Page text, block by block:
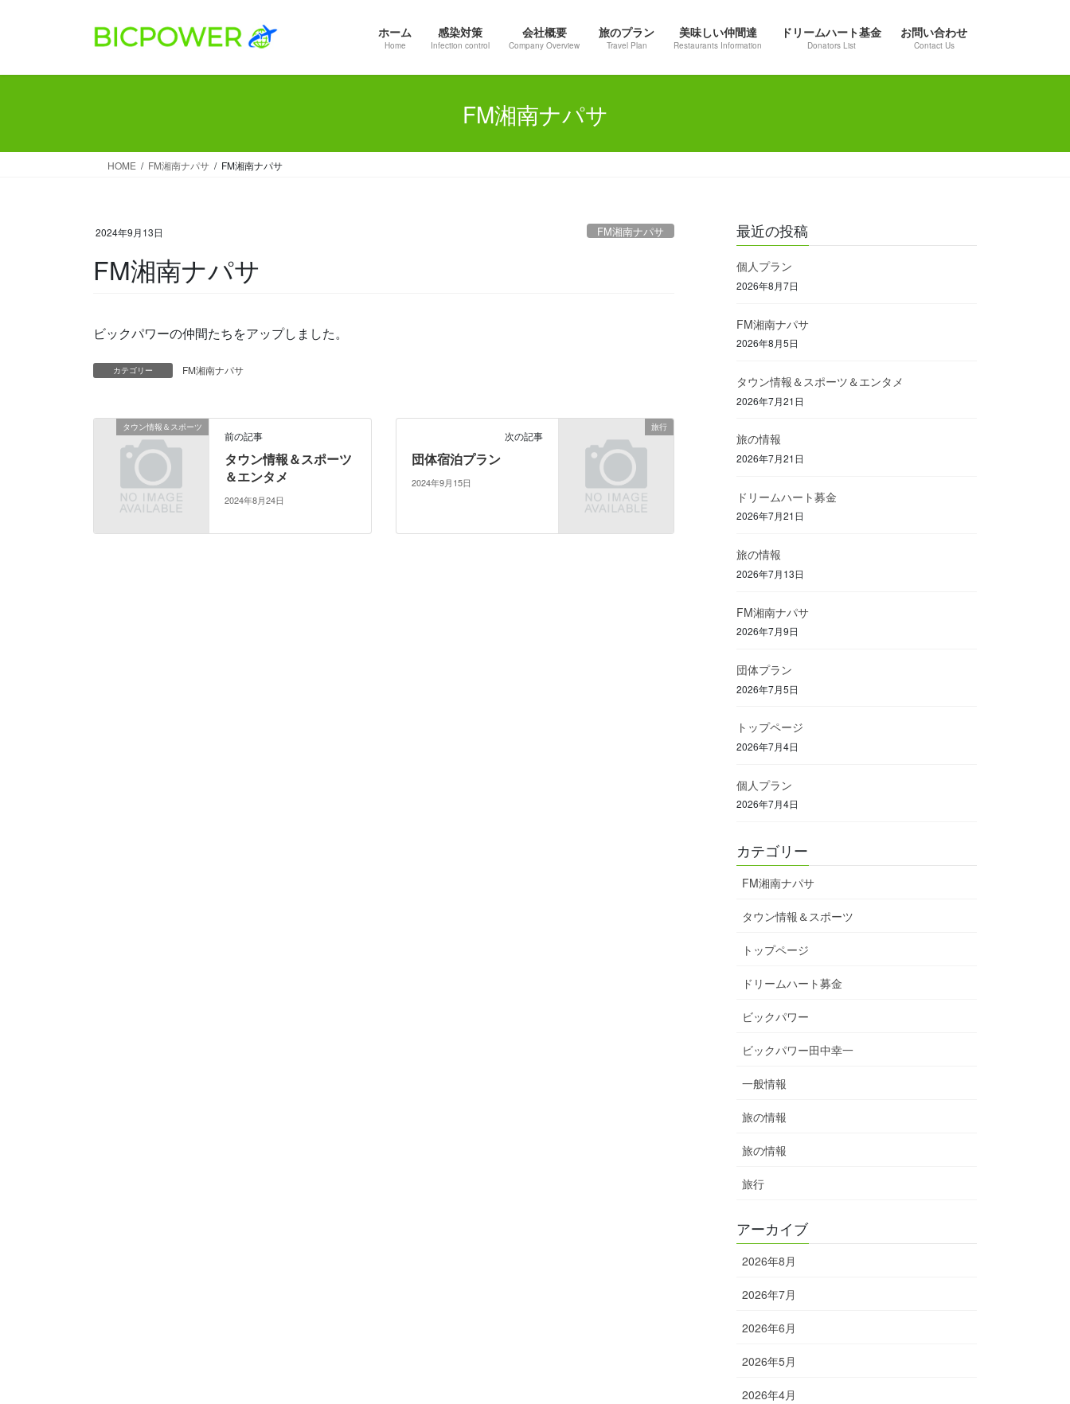
ホーム
Home
感染対策
Infection control
会社概要
Company Overview
旅のプラン
Travel Plan
美味しい仲間達
Restaurants Information
ドリームハート基金
Donators List
お問い合わせ
Contact Us
FM湘南ナパサ
HOME FM湘南ナパサ FM湘南ナパサ
2024年9月13日 FM湘南ナパサ
FM湘南ナパサ
ビックパワーの仲間たちをアップしました。
カテゴリー FM湘南ナパサ
タウン情報＆スポーツ
前の記事
タウン情報＆スポーツ
＆エンタメ
2024年8月24日
旅行
次の記事
団体宿泊プラン
2024年9月15日
最近の投稿
個人プラン
2026年8月7日
FM湘南ナパサ
2026年8月5日
タウン情報＆スポーツ＆エンタメ
2026年7月21日
旅の情報
2026年7月21日
ドリームハート募金
2026年7月21日
旅の情報
2026年7月13日
FM湘南ナパサ
2026年7月9日
団体プラン
2026年7月5日
トップページ
2026年7月4日
個人プラン
2026年7月4日
カテゴリー
FM湘南ナパサ
タウン情報＆スポーツ
トップページ
ドリームハート募金
ビックパワー
ビックパワー田中幸一
一般情報
旅の情報
旅の情報
旅行
アーカイブ
2026年8月
2026年7月
2026年6月
2026年5月
2026年4月